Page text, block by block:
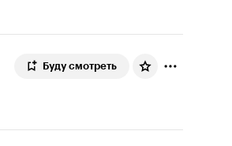
Буду смотреть